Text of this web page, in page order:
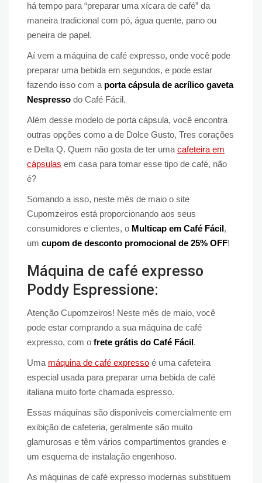
há tempo para “preparar uma xícara de café” da
maneira tradicional com pó, água quente, pano ou
peneira de papel.
Aí vem a máquina de café expresso, onde você pode
preparar uma bebida em segundos, e pode estar
fazendo isso com a porta cápsula de acrílico gaveta
Nespresso do Café Fácil.
Além desse modelo de porta cápsula, você encontra
outras opções como a de Dolce Gusto, Tres corações
e Delta Q. Quem não gosta de ter umacafeteira em
cápsulas em casa para tomar esse tipo de café, não
é?
Somando a isso, neste mês de maio o site
Cupomzeiros está proporcionando aos seus
consumidores e clientes, o Multicap em Café Fácil ,
um cupom de desconto promocional de 25% OFF!
Máquina de café expresso
Poddy Espressione:
Atenção Cupomzeiros! Neste mês de maio, você
pode estar comprando a sua máquina de café
expresso, com o frete grátis do Café Fácil .
Uma máquina de café expresso é uma cafeteira
especial usada para preparar uma bebida de café
italiana muito forte chamada espresso.
Essas máquinas são disponíveis comercialmente em
exibição de cafeteria, geralmente são muito
glamurosas e têm vários compartimentos grandes e
um esquema de instalação engenhoso.
As máquinas de café expresso modernas substituem